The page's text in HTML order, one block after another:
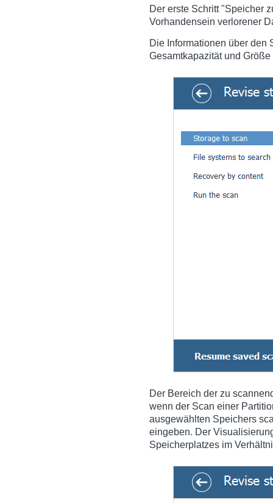
Der erste Schritt "Speicher
Vorhandensein verlorener
Die Informationen über den
Gesamtkapazität und
Der Bereich der zu
wenn der Scan einer
ausgewählten Speichers
eingeben. Der
Speicherplatzes im